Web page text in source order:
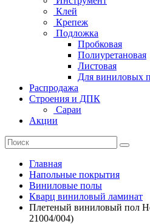
Клей
Крепеж
Подложка
Пробковая
Полиуретановая
Листовая
Для виниловых
Распродажа
Строения и ДПК
Сараи
Акции
Главная
Напольные покрытия
Виниловые полы
Кварц виниловый ламинат
Плетеный виниловый пол
21004/004)